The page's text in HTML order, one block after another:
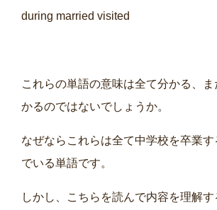
during married visited
これらの単語の意味は全て分かる、
かるのではないでしょうか。
なぜならこれらは全て中学校を卒業
でいる単語です。
しかし、こちらを読んで内容を理解